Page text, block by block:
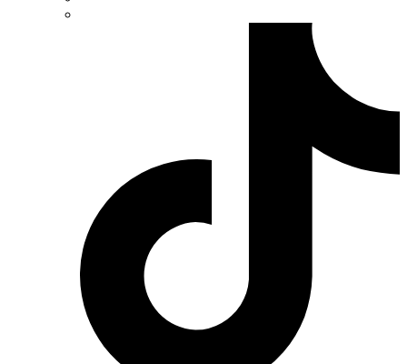
Vimar (Италия)
АСКО-УКРЕМ (Украина)
Запорожский завод цветных металлов (ЗЗЦМ)
Каблекс Одесса
Мегомметр (Украина)
Новатек-Электро (Украина)
Одескабель Одесский кабельный завод
Промфактор
Термофит
Укрэнерго-Альянс (Украина)